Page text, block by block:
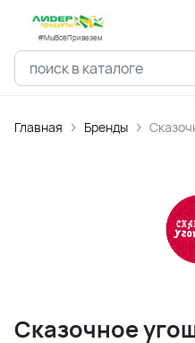
#МыВсёПривезем
Главная Бренды
Сказочное